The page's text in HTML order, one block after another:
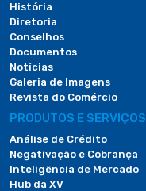
História
Diretoria
Conselhos
Documentos
Notícias
Galeria de Imagens
Revista do Comércio
PRODUTOS E SERVIÇOS
Análise de Crédito
Negativação e Cobrança
Inteligência de Mercado
Hub da XV